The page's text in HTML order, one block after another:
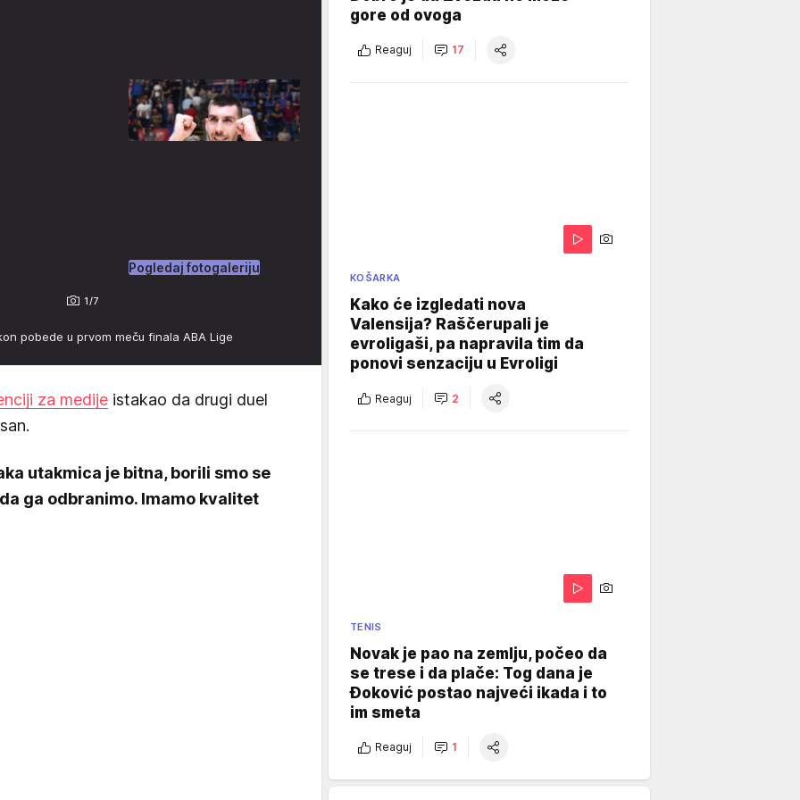
1/7
Pogledaj fotogaleriju
pobede u prvom meču finala ABA Lige
za medije istakao da drugi duel
utakmica je bitna, borili smo se
ga odbranimo. Imamo kvalitet
gore od ovoga
Reaguj 17
KOŠARKA
Kako će izgledati nova
Valensija? Raščerupali je
evroligaši, pa napravila tim da
ponovi senzaciju u Evroligi
Reaguj 2
TENIS
Novak je pao na zemlju, počeo da
se trese i da plače: Tog dana je
Đoković postao najveći ikada i to
im smeta
Reaguj 1